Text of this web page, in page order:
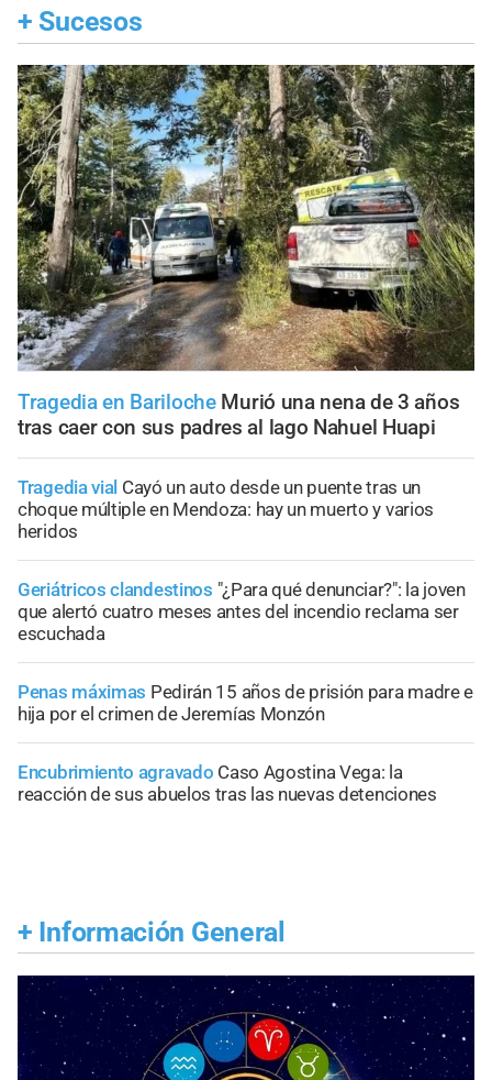
+ Sucesos
Tragedia en Bariloche Murió una nena de 3 años
tras caer con sus padres al lago Nahuel Huapi
Tragedia vial Cayó un auto desde un puente tras un
choque múltiple en Mendoza: hay un muerto y varios
heridos
Geriátricos clandestinos "¿Para qué denunciar?": la joven
que alertó cuatro meses antes del incendio reclama ser
escuchada
Penas máximas Pedirán 15 años de prisión para madre e
hija por el crimen de Jeremías Monzón
Encubrimiento agravado Caso Agostina Vega: la
reacción de sus abuelos tras las nuevas detenciones
+ Información General